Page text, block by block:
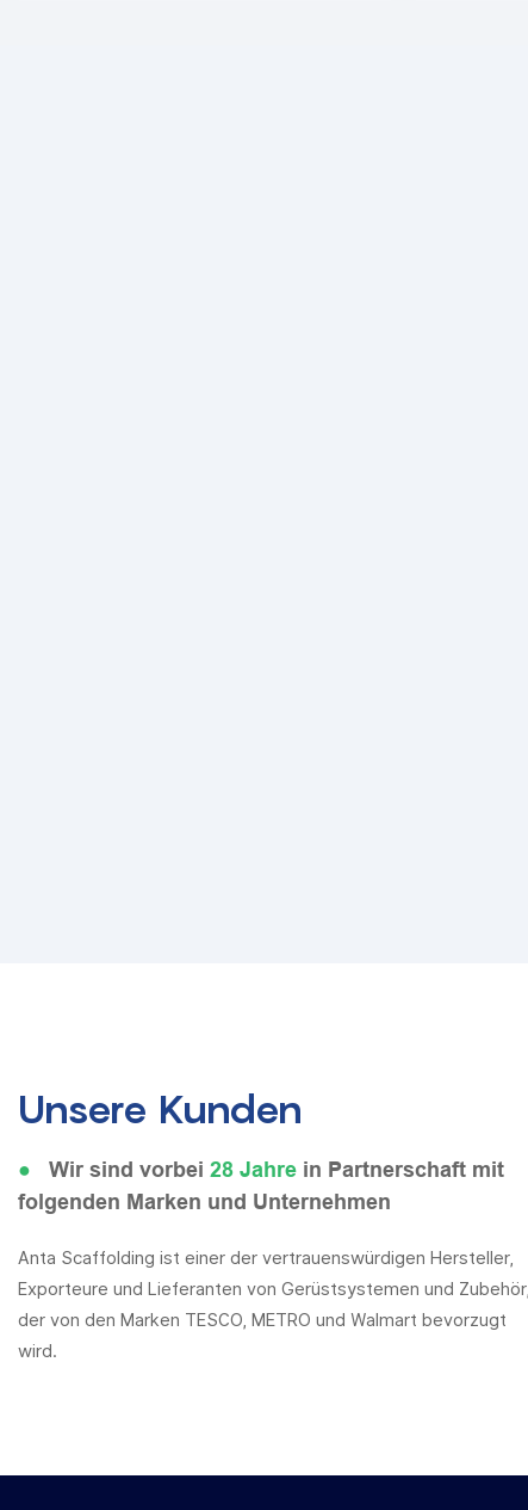
Unsere Kunden
● Wir sind vorbei 28 Jahre in Partnerschaft mit
folgenden Marken und Unternehmen
Anta Scaffolding ist einer der vertrauenswürdigen Hersteller,
Exporteure und Lieferanten von Gerüstsystemen und Zubehör,
der von den Marken TESCO, METRO und Walmart bevorzugt
wird.